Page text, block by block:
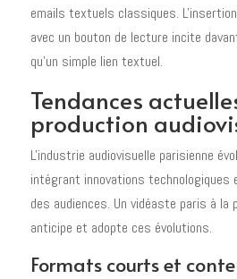
emails textuels classiques.
avec un bouton de lecture incite
qu'un simple lien textuel.
Tendances
production
L'industrie audiovisuelle parisienne
intégrant innovations
des audiences. Un vidéaste paris à la
anticipe et adopte ces évolutions.
Formats courts et